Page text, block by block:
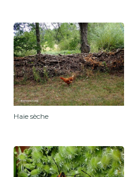
Haie sèche